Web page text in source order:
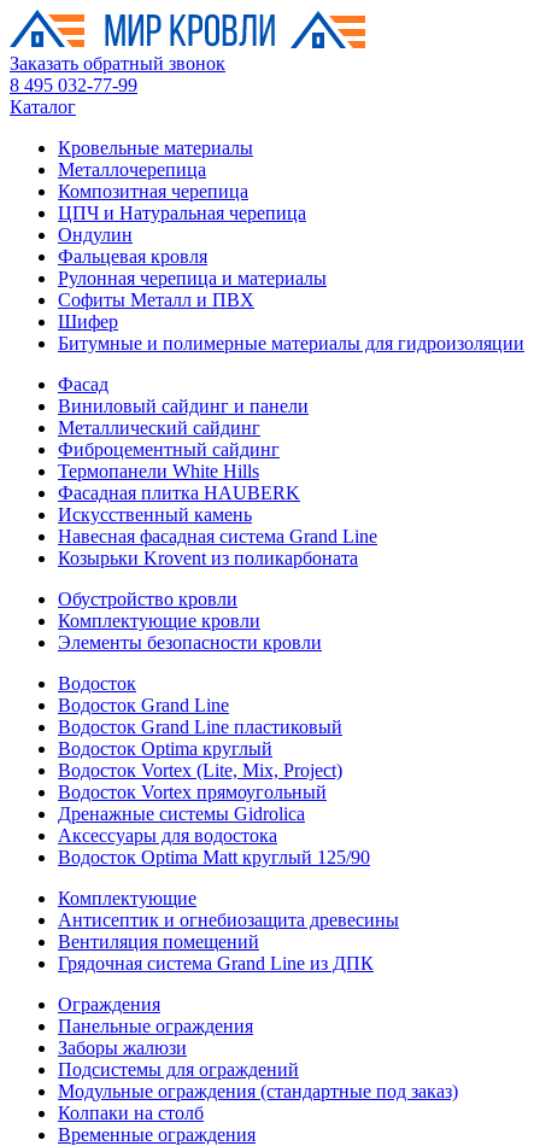
Заказать обратный звонок
8 495 032-77-99
Каталог
Кровельные материалы
Металлочерепица
Композитная черепица
ЦПЧ и Натуральная черепица
Ондулин
Фальцевая кровля
Рулонная черепица и материалы
Софиты Металл и ПВХ
Шифер
Битумные и полимерные материалы для гидроизоляции
Фасад
Виниловый сайдинг и панели
Металлический сайдинг
Фиброцементный сайдинг
Термопанели White Hills
Фасадная плитка HAUBERK
Искусственный камень
Навесная фасадная система Grand Line
Козырьки Krovent из поликарбоната
Обустройство кровли
Комплектующие кровли
Элементы безопасности кровли
Водосток
Водосток Grand Line
Водосток Grand Line пластиковый
Водосток Optima круглый
Водосток Vortex (Lite, Mix, Project)
Водосток Vortex прямоугольный
Дренажные системы Gidrolica
Аксессуары для водостока
Водосток Optima Matt круглый 125/90
Комплектующие
Антисептик и огнебиозащита древесины
Вентиляция помещений
Грядочная система Grand Line из ДПК
Ограждения
Панельные ограждения
Заборы жалюзи
Подсистемы для ограждений
Модульные ограждения (стандартные под заказ)
Колпаки на столб
Временные ограждения